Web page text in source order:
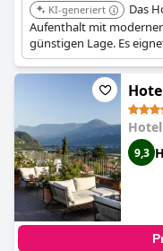
KI-generiert
Das
Aufenthalt mit
günstigen Lage. Es
entspannende Basis zur
verbindet
9,3